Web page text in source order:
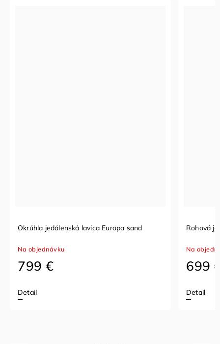
Europa sand Rohová jedálenská lavica MOJO